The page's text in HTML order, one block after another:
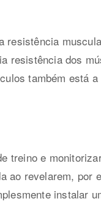
resistência
resistência dos
também está
treino e
ao revelarem, por
instalar